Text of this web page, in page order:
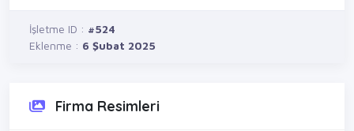
İşletme ID : #524
Eklenme : 6 Şubat 2025
Firma Resimleri